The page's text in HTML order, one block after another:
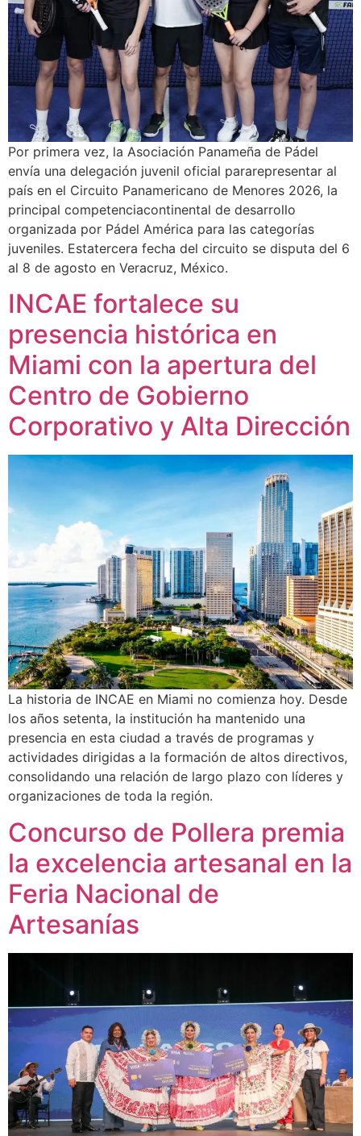
Por primera vez, la Asociación Panameña de Pádel
envía una delegación juvenil oficial pararepresentar al
país en el Circuito Panamericano de Menores 2026, la
principal competenciacontinental de desarrollo
organizada por Pádel América para las categorías
juveniles. Estatercera fecha del circuito se disputa del 6
al 8 de agosto en Veracruz, México.
INCAE fortalece su
presencia histórica en
Miami con la apertura del
Centro de Gobierno
Corporativo y Alta Dirección
La historia de INCAE en Miami no comienza hoy. Desde
los años setenta, la institución ha mantenido una
presencia en esta ciudad a través de programas y
actividades dirigidas a la formación de altos directivos,
consolidando una relación de largo plazo con líderes y
organizaciones de toda la región.
Concurso de Pollera premia
la excelencia artesanal en la
Feria Nacional de
Artesanías